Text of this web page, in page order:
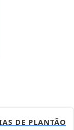
DE PLANTÃO